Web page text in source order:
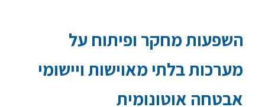
השפעות מחקר ופיתוח על
מערכות בלתי מאוישות ויישומי
אבטחה אוטונומית